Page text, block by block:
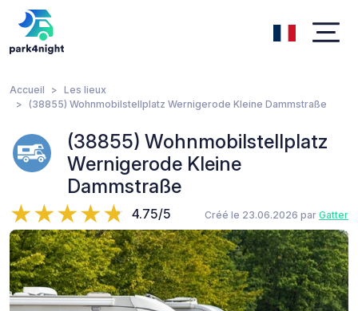
Accueil
Les lieux
(38855) Wohnmobilstellplatz Wernigerode Kleine Dammstraße
(38855) Wohnmobilstellplatz
Wernigerode Kleine
Dammstraße
4.75/5 Créé le 23.06.2026 par Gatter